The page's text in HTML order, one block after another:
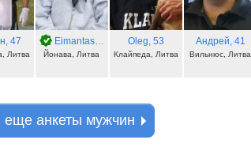
, 47
Литва
Eimantas, 77
Йонава, Литва
Oleg, 53
Клайпеда, Литва
Андрей, 41
Вильнюс, Литва
еще анкеты мужчин